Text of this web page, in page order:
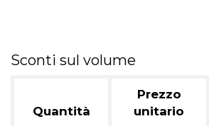
Sconti sul volume
Quantità
Prezzo
unitario